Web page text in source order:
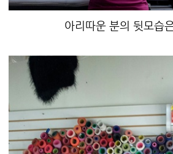
아리따운 분의 뒷모습